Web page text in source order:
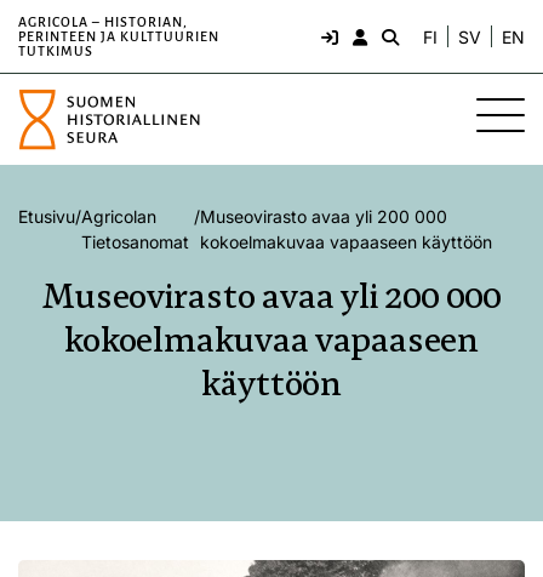
AGRICOLA – HISTORIAN,
PERINTEEN JA KULTTUURIEN
TUTKIMUS
FI SV EN
Etusivu/Agricolan
Tietosanomat
/Museovirasto avaa yli 200 000
kokoelmakuvaa vapaaseen käyttöön
Museovirasto avaa yli 200 000
kokoelmakuvaa vapaaseen
käyttöön